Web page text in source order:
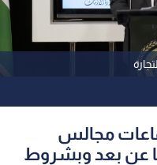
مجالس
عن بعد وبشروط